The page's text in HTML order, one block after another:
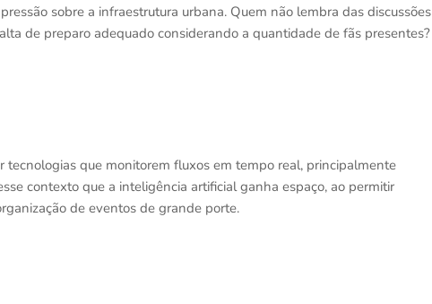
sobre a infraestrutura urbana. Quem não lembra das discussões
de preparo adequado considerando a quantidade de fãs presentes?
tecnologias que monitorem fluxos em tempo real, principalmente
contexto que a inteligência artificial ganha espaço, ao permitir
de eventos de grande porte.